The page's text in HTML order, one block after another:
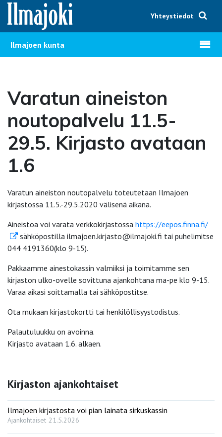
Hyppää sisältöön
Yhteystiedot
Ilmajoen kunta Avaa
Varatun aineiston
noutopalvelu 11.5-
29.5. Kirjasto avataan
1.6
Varatun aineiston noutopalvelu toteutetaan Ilmajoen
kirjastossa 11.5.-29.5.2020 välisenä aikana.
Aineistoa voi varata verkkokirjastossa https://eepos.finna.fi/
sähköpostilla ilmajoen.kirjasto@ilmajoki.fi tai puhelimitse
044 4191360(klo 9-15).
Pakkaamme ainestokassin valmiiksi ja toimitamme sen
kirjaston ulko-ovelle sovittuna ajankohtana ma-pe klo 9-15.
Varaa aikasi soittamalla tai sähköpostitse.
Ota mukaan kirjastokortti tai henkilöllisyystodistus.
Palautuluukku on avoinna.
Kirjasto avataan 1.6. alkaen.
Kirjaston ajankohtaiset
Ilmajoen kirjastosta voi pian lainata sirkuskassin
Ajankohtaiset 21.5.2026